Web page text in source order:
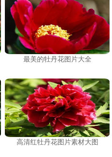
最美的牡丹花图片大全
高清红牡丹花图片素材大图